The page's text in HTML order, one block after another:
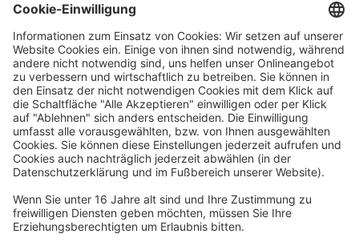
Waskönig+Walter
Kabel-Werk GmbH u. Co. KG
Ostermoorstraße 77
26683 Saterland
Fax +49 4498 88-900
info[att]waskoenig.de